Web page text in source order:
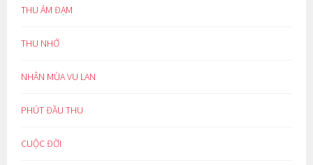
THU ẢM ĐẠM
THU NHỚ
NHÂN MÙA VU LAN
PHÚT ĐẦU THU
CUỘC ĐỜI